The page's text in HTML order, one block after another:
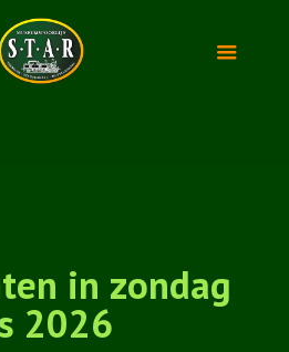
in zondag
2026